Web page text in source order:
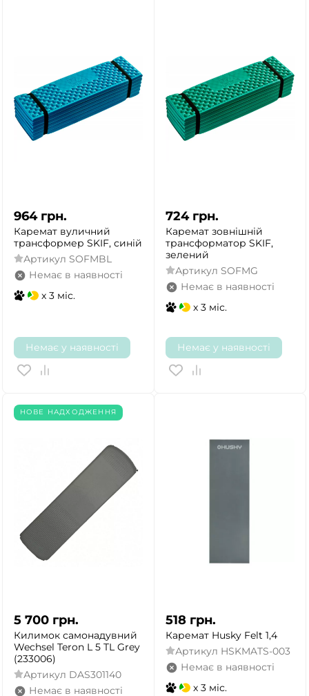
964 грн.
Каремат вуличний
трансформер SKIF, синій
Артикул SOFMBL
Немає в наявності
x 3 міс.
Немає у наявності
724 грн.
Каремат зовнішній
трансформатор SKIF,
зелений
Артикул SOFMG
Немає в наявності
x 3 міс.
Немає у наявності
НОВЕ НАДХОДЖЕННЯ
5 700 грн.
Килимок самонадувний
Wechsel Teron L 5 TL Grey
(233006)
Артикул DAS301140
Немає в наявності
518 грн.
Каремат Husky Felt 1,4
Артикул HSKMATS-003
Немає в наявності
x 3 міс.